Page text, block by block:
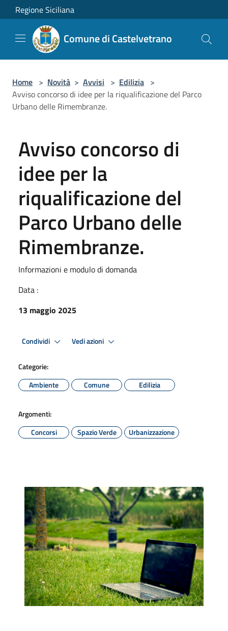
Salta al contenuto principale
Regione Siciliana
Comune di Castelvetrano
Home > Novità > Avvisi > Edilizia >
Avviso concorso di idee per la riqualificazione del Parco
Urbano delle Rimembranze.
Avviso concorso di
idee per la
riqualificazione del
Parco Urbano delle
Rimembranze.
Informazioni e modulo di domanda
Data :
13 maggio 2025
Condividi Vedi azioni
Categorie:
Ambiente
Comune Edilizia
Argomenti:
Concorsi
Spazio Verde Urbanizzazione